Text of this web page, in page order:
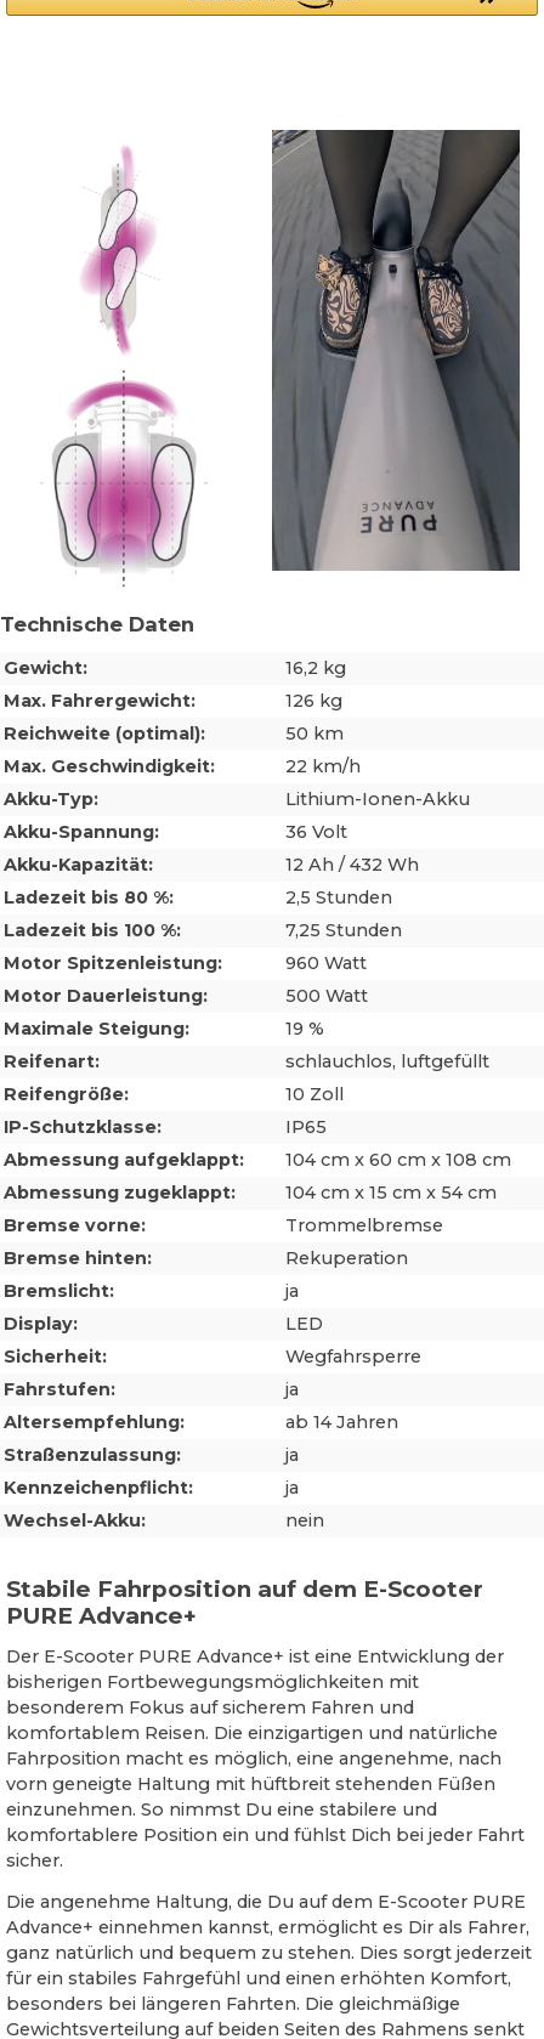
Technische Daten
Gewicht:
16,2 kg
Max. Fahrergewicht:
126 kg
Reichweite (optimal):
50 km
Max. Geschwindigkeit:
22 km/h
Akku-Typ:
Lithium-Ionen-Akku
Akku-Spannung:
36 Volt
Akku-Kapazität:
12 Ah / 432 Wh
Ladezeit bis 80 %:
2,5 Stunden
Ladezeit bis 100 %:
7,25 Stunden
Motor Spitzenleistung:
960 Watt
Motor Dauerleistung:
500 Watt
Maximale Steigung:
19 %
Reifenart:
schlauchlos, luftgefüllt
Reifengröße:
10 Zoll
IP-Schutzklasse:
IP65
Abmessung aufgeklappt:
104 cm x 60 cm x 108 cm
Abmessung zugeklappt:
104 cm x 15 cm x 54 cm
Bremse vorne:
Trommelbremse
Bremse hinten:
Rekuperation
Bremslicht:
ja
Display:
LED
Sicherheit:
Wegfahrsperre
Fahrstufen:
ja
Altersempfehlung:
ab 14 Jahren
Straßenzulassung:
ja
Kennzeichenpflicht:
ja
Wechsel-Akku:
nein
Stabile Fahrposition auf dem E-Scooter
PURE Advance+
Der E-Scooter PURE Advance+ ist eine Entwicklung der
bisherigen Fortbewegungsmöglichkeiten mit
besonderem Fokus auf sicherem Fahren und
komfortablem Reisen. Die einzigartigen und natürliche
Fahrposition macht es möglich, eine angenehme, nach
vorn geneigte Haltung mit hüftbreit stehenden Füßen
einzunehmen. So nimmst Du eine stabilere und
komfortablere Position ein und fühlst Dich bei jeder Fahrt
sicher.
Die angenehme Haltung, die Du auf dem E-Scooter PURE
Advance+ einnehmen kannst, ermöglicht es Dir als Fahrer,
ganz natürlich und bequem zu stehen. Dies sorgt jederzeit
für ein stabiles Fahrgefühl und einen erhöhten Komfort,
besonders bei längeren Fahrten. Die gleichmäßige
Gewichtsverteilung auf beiden Seiten des Rahmens senkt